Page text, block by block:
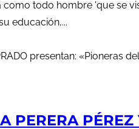
todo hombre 'que se
educación,...
PERERA